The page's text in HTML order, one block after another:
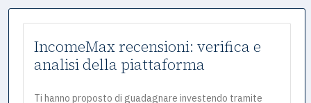
IncomeMax recensioni: verifica e
analisi della piattaforma
Ti hanno proposto di guadagnare investendo tramite